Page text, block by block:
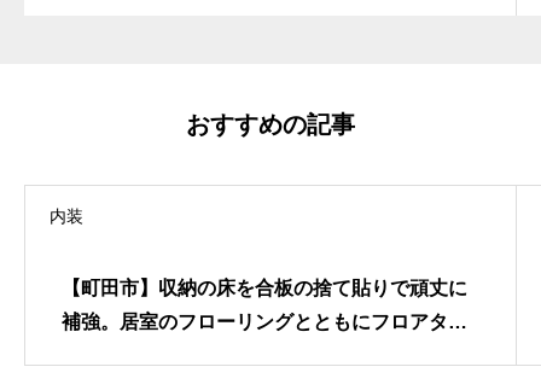
おすすめの記事
内装
【町田市】収納の床を合板の捨て貼りで頑丈に
補強。居室のフローリングとともにフロアタイ